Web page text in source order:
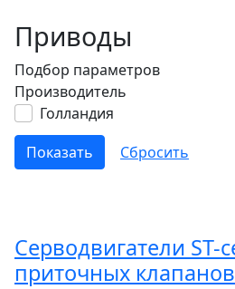
Приводы
Подбор параметров
Производитель
Голландия
Серводвигатели ST-
приточных клапанов